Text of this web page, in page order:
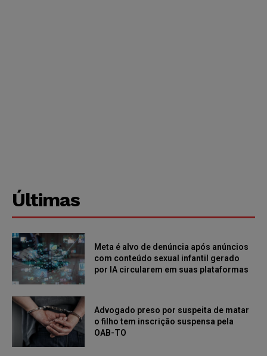
Últimas
Meta é alvo de denúncia após anúncios
com conteúdo sexual infantil gerado
por IA circularem em suas plataformas
Advogado preso por suspeita de matar
o filho tem inscrição suspensa pela
OAB-TO